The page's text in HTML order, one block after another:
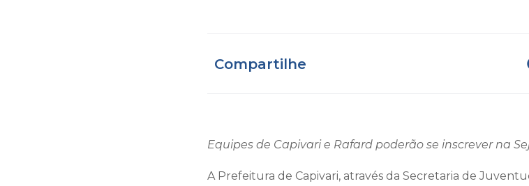
Compartilhe
Equipes de Capivari e Rafard poderão se inscrever na
A Prefeitura de Capivari, através da Secretaria de